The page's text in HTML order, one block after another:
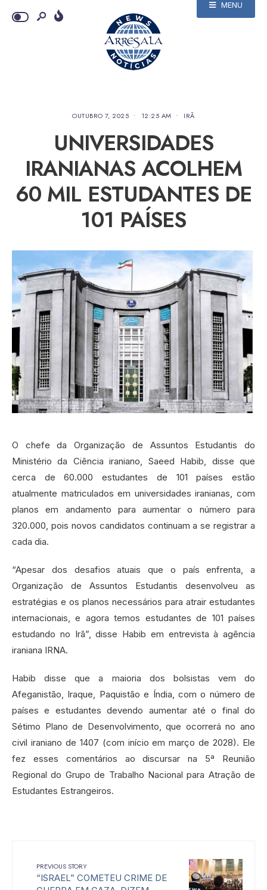
MENU
OUTUBRO 7, 2025 • 12:25 AM • IRÃ
UNIVERSIDADES
IRANIANAS ACOLHEM
60 MIL ESTUDANTES DE
101 PAÍSES
O chefe da Organização de Assuntos Estudantis do
Ministério da Ciência iraniano, Saeed Habib, disse que
cerca de 60.000 estudantes de 101 países estão
atualmente matriculados em universidades iranianas, com
planos em andamento para aumentar o número para
320.000, pois novos candidatos continuam a se registrar a
cada dia.
“Apesar dos desafios atuais que o país enfrenta, a
Organização de Assuntos Estudantis desenvolveu as
estratégias e os planos necessários para atrair estudantes
internacionais, e agora temos estudantes de 101 países
estudando no Irã”, disse Habib em entrevista à agência
iraniana IRNA.
Habib disse que a maioria dos bolsistas vem do
Afeganistão, Iraque, Paquistão e Índia, com o número de
países e estudantes devendo aumentar até o final do
Sétimo Plano de Desenvolvimento, que ocorrerá no ano
civil iraniano de 1407 (com início em março de 2028). Ele
fez esses comentários ao discursar na 5ª Reunião
Regional do Grupo de Trabalho Nacional para Atração de
Estudantes Estrangeiros.
PREVIOUS STORY
“ISRAEL” COMETEU CRIME DE